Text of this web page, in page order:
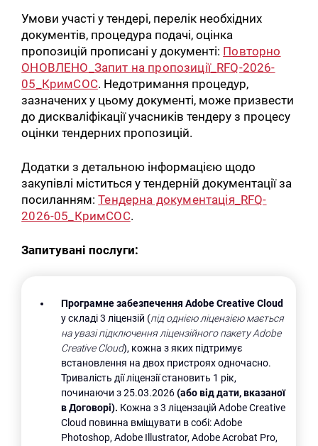
Умови участі у тендері, перелік необхідних
документів, процедура подачі, оцінка
пропозицій прописані у документі: Повторно
ОНОВЛЕНО_Запит на пропозиції_RFQ-2026-
05_КримСОС. Недотримання процедур,
зазначених у цьому документі, може призвести
до дискваліфікації учасників тендеру з процесу
оцінки тендерних пропозицій.
Додатки з детальною інформацією щодо
закупівлі міститься у тендерній документації за
посиланням:Тендерна документація_RFQ-
2026-05_КримСОС.
Запитувані послуги:
Програмне забезпечення Adobe Creative Cloud
у складі 3 ліцензій (під однією ліцензією мається
на увазі підключення ліцензійного пакету Adobe
Creative Cloud), кожна з яких підтримує
встановлення на двох пристроях одночасно.
Тривалість дії ліцензії становить 1 рік,
починаючи з 25.03.2026(або від дати, вказаної
в Договорі). Кожна з 3 ліцензацій Adobe Creative
Cloud повинна вміщувати в собі: Adobe
Photoshop, Adobe Illustrator, Adobe Acrobat Pro,